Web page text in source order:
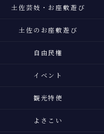
土佐芸妓・お座敷遊び
土佐のお座敷遊び
自由民権
イベント
観光特使
よさこい